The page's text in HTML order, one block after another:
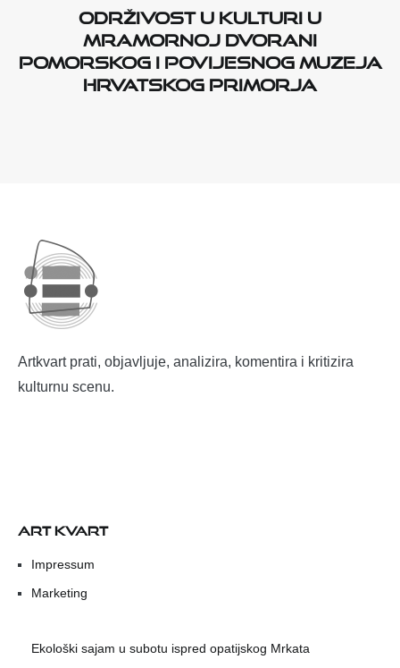
Održivost u kulturi u
Mramornoj dvorani
Pomorskog i povijesnog muzeja
Hrvatskog primorja
Artkvart prati, objavljuje, analizira, komentira i kritizira
kulturnu scenu.
ART KVART
Impressum
Marketing
Ekološki sajam u subotu ispred opatijskog Mrkata